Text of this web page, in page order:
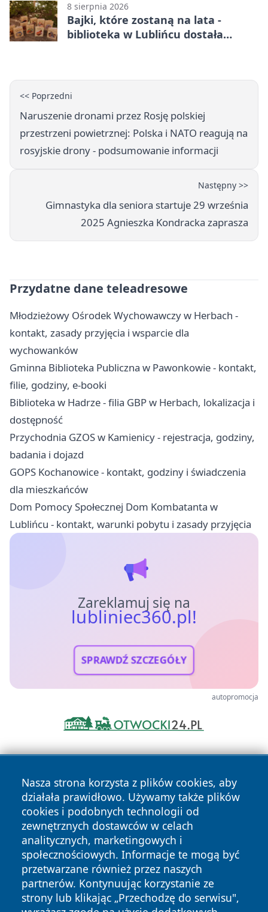
8 sierpnia 2026
Bajki, które zostaną na lata -
biblioteka w Lublińcu dostała
<< Poprzedni
Naruszenie dronami przez Rosję polskiej
przestrzeni powietrznej: Polska i NATO reagują na
rosyjskie drony - podsumowanie informacji
Następny >>
Gimnastyka dla seniora startuje 29 września
2025 Agnieszka Kondracka zaprasza
Przydatne dane teleadresowe
Młodzieżowy Ośrodek Wychowawczy w Herbach -
kontakt, zasady przyjęcia i wsparcie dla
wychowanków
Gminna Biblioteka Publiczna w Pawonkowie - kontakt,
filie, godziny, e-booki
Biblioteka w Hadrze - filia GBP w Herbach, lokalizacja i
dostępność
Przychodnia GZOS w Kamienicy - rejestracja, godziny,
badania i dojazd
GOPS Kochanowice - kontakt, godziny i świadczenia
dla mieszkańców
Dom Pomocy Społecznej Dom Kombatanta w
Lublińcu - kontakt, warunki pobytu i zasady przyjęcia
Zareklamuj się na
lubliniec360.pl!
SPRAWDŹ SZCZEGÓŁY
autopromocja
Nasza strona korzysta z plików cookies, aby
działała prawidłowo. Używamy także plików
cookies i podobnych technologii od
zewnętrznych dostawców w celach
analitycznych, marketingowych i
społecznościowych. Informacje te mogą być
przetwarzane również przez naszych
partnerów. Kontynuując korzystanie ze
strony lub klikając „Przechodzę do serwisu",
Copyright © 2026 lubliniec360.pl Wszystkie prawa
zastrzeżone.
News Autorzy
Polityka
Prywatności
Polityka
Cookies